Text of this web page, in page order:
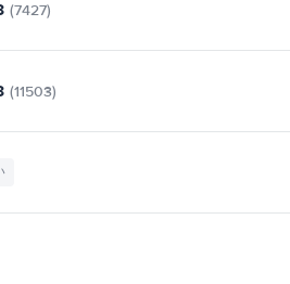
(7427)
(11503)